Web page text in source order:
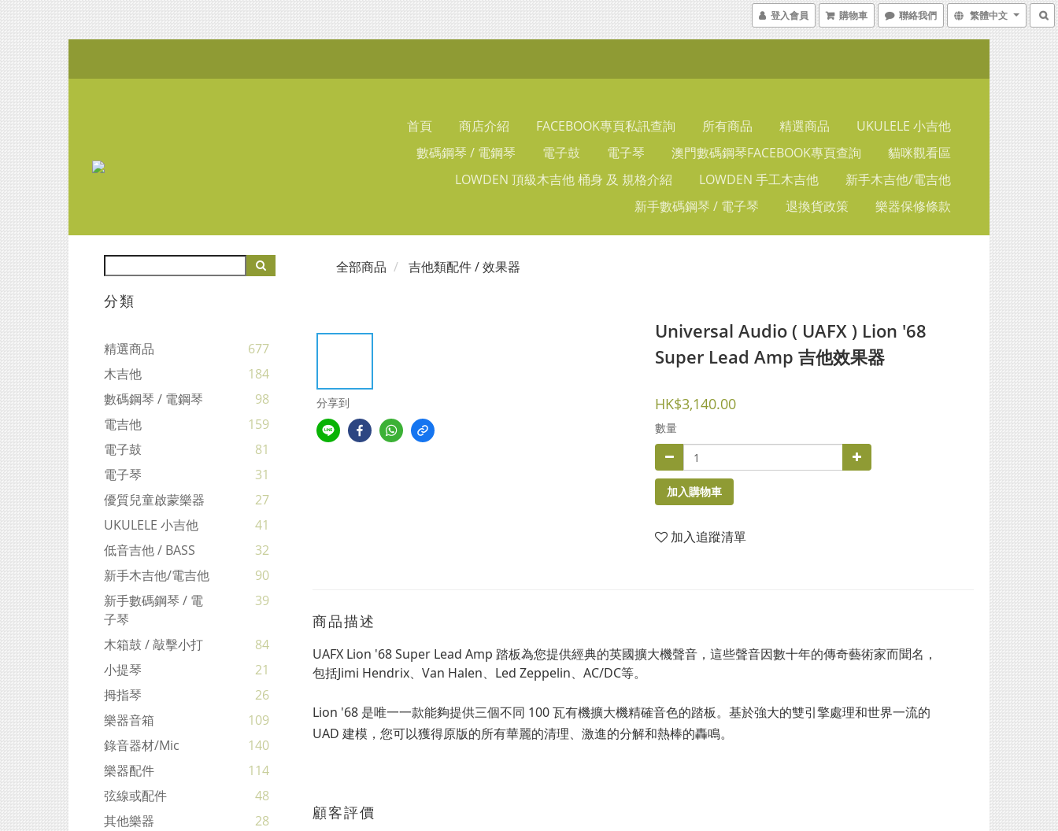
登入會員 購物車 聯絡我們 繁體中文
首頁 商店介紹 FACEBOOK專頁私訊查詢 所有商品 精選商品
UKULELE 小吉他
數碼鋼琴 / 電鋼琴
電子鼓 電子琴 澳門數碼鋼琴FACEBOOK專頁查詢
貓咪觀看區
LOWDEN 頂級木吉他 桶身 及 規格介紹
LOWDEN 手工木吉他
新手木吉他/電吉他
新手數碼鋼琴 / 電子琴
退換貨政策 樂器保修條款
分類
精選商品
677
木吉他
184
數碼鋼琴 / 電鋼琴
98
電吉他
159
電子鼓
81
電子琴
31
優質兒童啟蒙樂器
27
UKULELE 小吉他
41
低音吉他 / BASS
32
新手木吉他/電吉他
90
新手數碼鋼琴 / 電
子琴
39
木箱鼓 / 敲擊小打
84
小提琴
21
拇指琴
26
樂器音箱
109
錄音器材/mic
140
樂器配件
114
弦線或配件
48
其他樂器
28
全部商品 吉他類配件 / 效果器
分享到
Universal Audio ( UAFX ) Lion '68
Super Lead Amp 吉他效果器
HK$3,140.00
數量
加入購物車
加入追蹤清單
商品描述
UAFX Lion '68 Super Lead Amp 踏板為您提供經典的英國擴大機聲音，這些聲音因數十年的傳奇藝術家而聞名，
包括Jimi Hendrix、Van Halen、Led Zeppelin、AC/DC等。
Lion '68 是唯一一款能夠提供三個不同 100 瓦有機擴大機精確音色的踏板。基於強大的雙引擎處理和世界一流的
UAD 建模，您可以獲得原版的所有華麗的清理、激進的分解和熱棒的轟鳴。
顧客評價